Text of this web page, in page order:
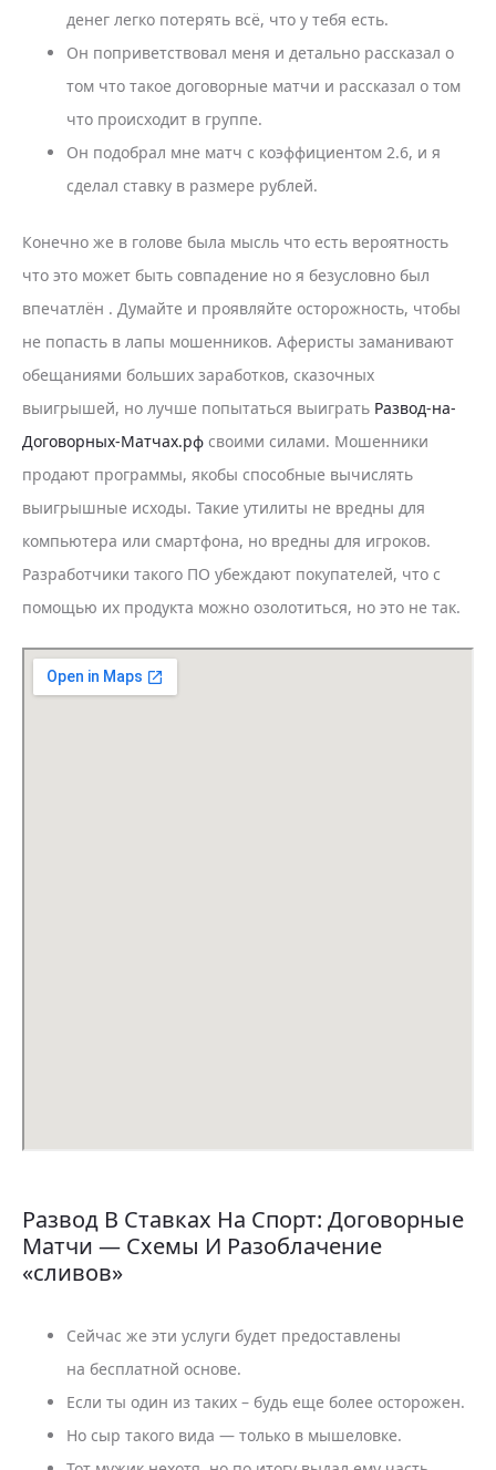
денег легко потерять всё, что у тебя есть.
Он поприветствовал меня и детально рассказал о
том что такое договорные матчи и рассказал о том
что происходит в группе.
Он подобрал мне матч с коэффициентом 2.6, и я
сделал ставку в размере рублей.
Конечно же в голове была мысль что есть вероятность
что это может быть совпадение но я безусловно был
впечатлён . Думайте и проявляйте осторожность, чтобы
не попасть в лапы мошенников. Аферисты заманивают
обещаниями больших заработков, сказочных
выигрышей, но лучше попытаться выиграть Развод-на-
Договорных-Матчах.рф своими силами. Мошенники
продают программы, якобы способные вычислять
выигрышные исходы. Такие утилиты не вредны для
компьютера или смартфона, но вредны для игроков.
Разработчики такого ПО убеждают покупателей, что с
помощью их продукта можно озолотиться, но это не так.
Развод В Ставках На Спорт: Договорные
Матчи — Схемы И Разоблачение
«сливов»
Сейчас же эти услуги будет предоставлены
на бесплатной основе.
Если ты один из таких – будь еще более осторожен.
Но сыр такого вида — только в мышеловке.